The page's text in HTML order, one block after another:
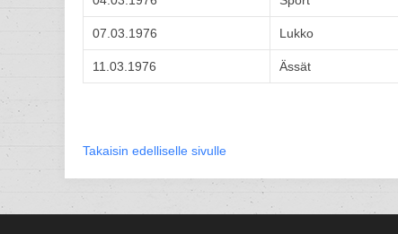
07.03.1976 Lukko
11.03.1976 Ässät
Takaisin edelliselle sivulle